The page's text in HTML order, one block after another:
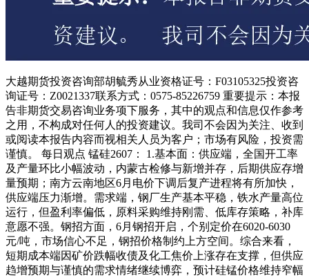
大越期货投资咨询部胡毓秀从业资格证号：F03105325投资咨
询证号：Z0021337联系方式：0575-85226759 重要提示：本报
告非期货交易咨询业务项下服务，其中的观点和信息仅作参考
之用，不构成对任何人的投资建议。我司不会因为关注、收到
或阅读本报告内容而视相关人员为客户；市场有风险，投资需
谨慎。 每日观点 锰硅2607： 1.基本面：供应端，全国开工率
及产量环比小幅波动，内蒙古检修与新增并存，后期供应存增
量预期；南方云南地区6月电价下调后复产进程将有所加快，
供应端压力渐增。需求端，钢厂生产基本平稳，铁水产量高位
运行，但盈利率偏低，原料采购维持刚需、低库存策略，补库
意愿不强。钢招方面，6月钢招开启，个别定价在6020-6030
元/吨，市场信心不足，钢招价格制约上方空间。综合来看，
短期成本端因矿价跌幅收债及化工焦价上涨存在支撑，但供应
趋增预期与谨慎的需求情绪继续博弈，预计硅锰价格维持窄幅